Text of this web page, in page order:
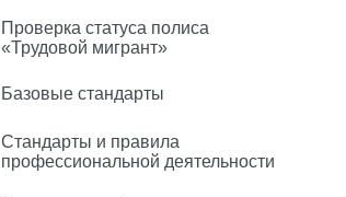
Проверка статуса полиса
«Трудовой мигрант»
Базовые стандарты
Стандарты и правила
профессиональной деятельности